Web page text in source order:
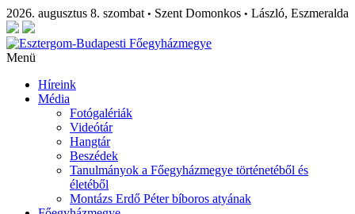
2026. augusztus 8. szombat • Szent Domonkos • László, Eszmeralda
Menü
Híreink
Média
Fotógalériák
Videótár
Hangtár
Beszédek
Tanulmányok a Főegyházmegye történetéből és
életéből
Montázs Erdő Péter bíboros atyának